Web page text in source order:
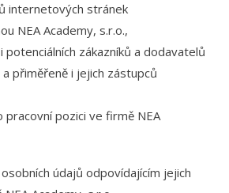
stránek
NEA Academy, s.r.o.,
zákazníků a dodavatelů
a přiměřeně i jejich zástupců
pozici ve firmě NEA
údajů odpovídajícím jejich